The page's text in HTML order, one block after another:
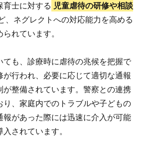
育士に対する 児童虐待の研修や相談
、ネグレクトへの対応能力を高める
れています。
ても、診療時に虐待の兆候を把握で
が行われ、必要に応じて適切な通報
が整備されています。警察との連携
り、家庭内でのトラブルや子どもの
報があった際には迅速に介入が可能
されています。